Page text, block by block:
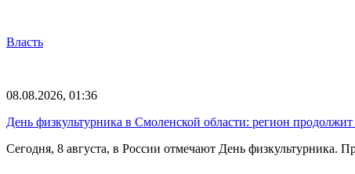
Власть
08.08.2026, 01:36
День физкультурника в Смоленской области: регион
Сегодня, 8 августа, в России отмечают День физкультурника.